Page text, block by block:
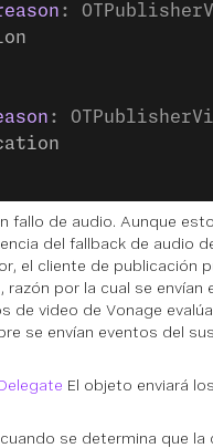
:
:
de audio. Aunque
del fallback de audio
el cliente de publicación
por la cual se envían
video de Vonage
se envían eventos del
El objeto enviará
se determina que la